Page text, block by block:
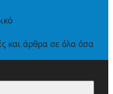
και άρθρα σε όλα όσα